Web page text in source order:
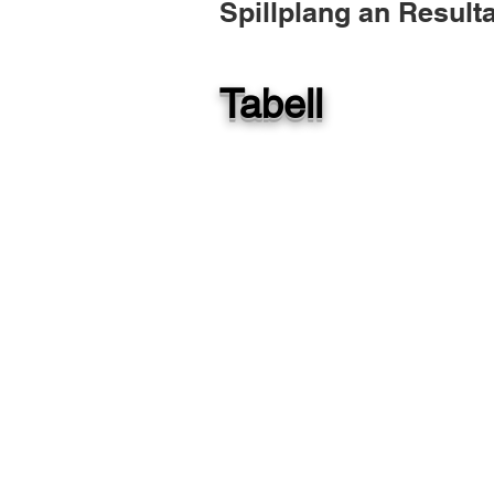
Spillplang an
Tabell